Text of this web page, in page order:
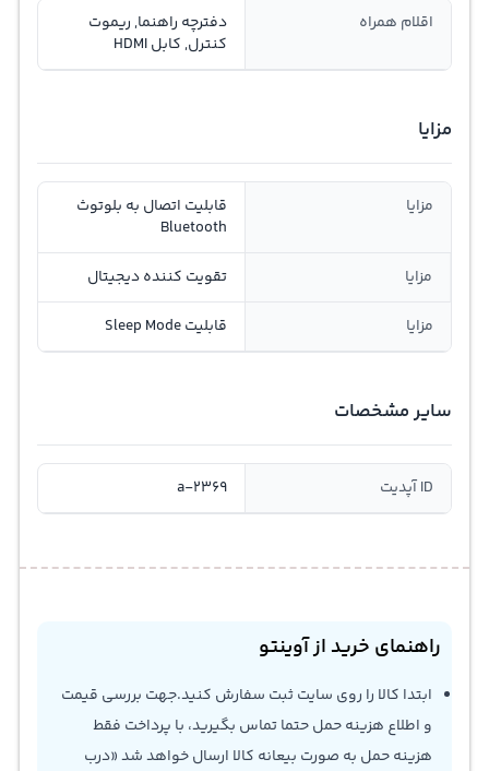
اقلام همراه
دفترچه راهنما, ریموت
کنترل, کابل HDMI
مزایا
مزایا
قابلیت اتصال به بلوتوث
Bluetooth
مزایا تقویت کننده دیجیتال
مزایا قابلیت Sleep Mode
سایر مشخصات
ID آپدیت a-2369
راهنمای خرید از آوینتو
ابتدا کالا را روی سایت ثبت سفارش کنید.جهت بررسی قیمت
و اطلاع هزینه حمل حتما تماس بگیرید، با پرداخت فقط
هزینه حمل به صورت بیعانه کالا ارسال خواهد شد «درب